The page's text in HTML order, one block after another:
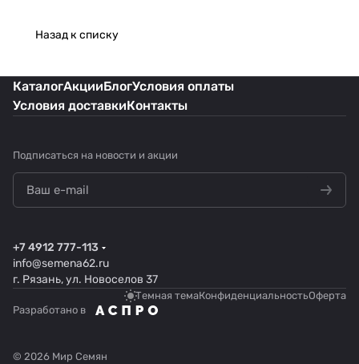
Назад к списку
КаталогАкцииБлогУсловия оплаты
Условия доставкиКонтакты
Подписаться на новости и акции
+7 4912 777-113
info@semena62.ru
г. Рязань, ул. Новоселов 37
Темная темаКонфиденциальностьОферта
Разработано в
© 2026 Мир Семян